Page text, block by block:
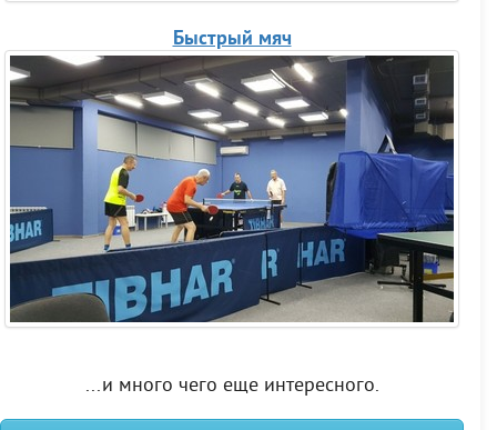
Быстрый мяч
...и много чего еще интересного.